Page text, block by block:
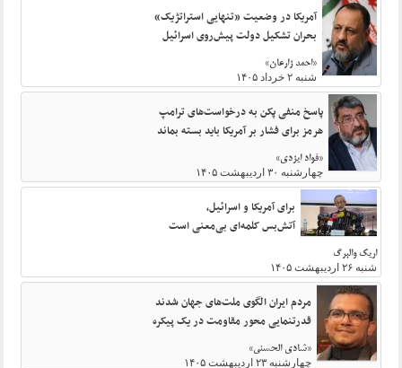
آمریکا در وضعیت «تنهایی استراتژیک»
بحران تشکیل دولت پیش‌روی اسرائیل
«احمد زارعان»
شنبه ۲ خرداد ۱۴۰۵
پاسخ منفی پکن به درخواست‌های ترامپ
هرمز برای فشار بر آمریکا باید بسته بماند
«فواد ایزدی»
چهارشنبه ۳۰ اردیبهشت ۱۴۰۵
برای آمریکا و اسرائیل،
آتش‌بس کلمه‌ای بی‌معنی است
اریک والبرگ
شنبه ۲۶ اردیبهشت ۱۴۰۵
مردم ایران الگوی ملت‌های جهان شدند
قدرتنمایی محور مقاومت در یک پیکره
«شادی الحسنی»
چهارشنبه ۲۳ اردیبهشت ۱۴۰۵